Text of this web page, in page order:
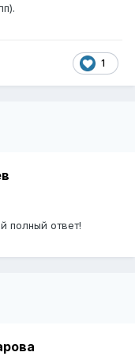
1
полный ответ!